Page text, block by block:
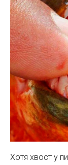
Хотя хвост у